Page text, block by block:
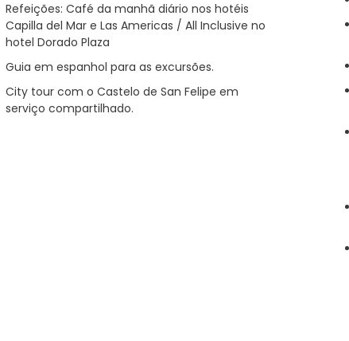
Refeições: Café da manhã diário nos hotéis
Capilla del Mar e Las Americas / All Inclusive no
hotel Dorado Plaza
Guia em espanhol para as excursões.
City tour com o Castelo de San Felipe em
serviço compartilhado.